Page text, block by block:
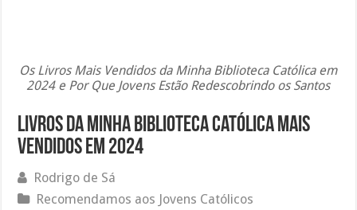
Os Livros Mais Vendidos da Minha Biblioteca Católica em
2024 e Por Que Jovens Estão Redescobrindo os Santos
Livros da Minha Biblioteca Católica mais
vendidos em 2024
Rodrigo de Sá
Recomendamos aos Jovens Católicos